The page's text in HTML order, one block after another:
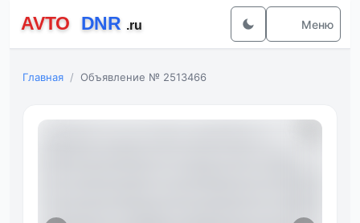
Меню
Главная Объявление № 2513466